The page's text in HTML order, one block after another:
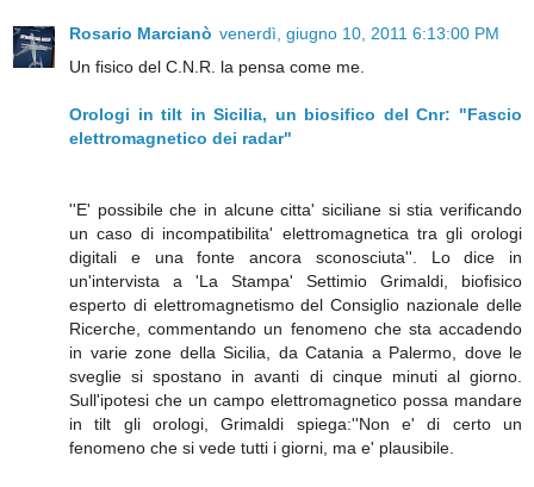
Rosario Marcianò venerdì, giugno 10, 2011 6:13:00 PM
Un fisico del C.N.R. la pensa come me.
Orologi in tilt in Sicilia, un biosifico del Cnr: "Fascio
elettromagnetico dei radar"
''E' possibile che in alcune citta' siciliane si stia verificando
un caso di incompatibilita' elettromagnetica tra gli orologi
digitali e una fonte ancora sconosciuta''. Lo dice in
un'intervista a 'La Stampa' Settimio Grimaldi, biofisico
esperto di elettromagnetismo del Consiglio nazionale delle
Ricerche, commentando un fenomeno che sta accadendo
in varie zone della Sicilia, da Catania a Palermo, dove le
sveglie si spostano in avanti di cinque minuti al giorno.
Sull'ipotesi che un campo elettromagnetico possa mandare
in tilt gli orologi, Grimaldi spiega:''Non e' di certo un
fenomeno che si vede tutti i giorni, ma e' plausibile.